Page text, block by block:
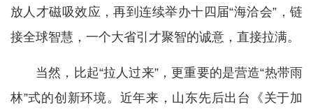
放人才磁吸效应，再到连续举办十四届“海洽会”，链
接全球智慧，一个大省引才聚智的诚意，直接拉满。
当然，比起“拉人过来”，更重要的是营造“热带雨
林”式的创新环境。近年来，山东先后出台《关于加